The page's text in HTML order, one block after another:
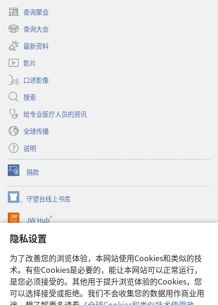
隐私设置
为了改善您的浏览体验，本网站使用Cookies和类似的技
术。有些Cookies是必要的，能让本网站可以正常运行，
是您必须接受的。其他用于提升浏览体验的Cookies，您
可以选择接受或拒绝。我们不会收集您的数据用作商业用
查询聚会
（打
开
新
窗
口）
查询大会
（打
开
新
窗
最新资料
影片
口述影像
搜索
给专业医疗人员的资讯
全球传播
说明
捐款
（打
开
新
窗
口）
守望台线上书库
（打
开
新
口）
JW Hub®
（打
开
新
口）
JW Library®
Watchtower Library